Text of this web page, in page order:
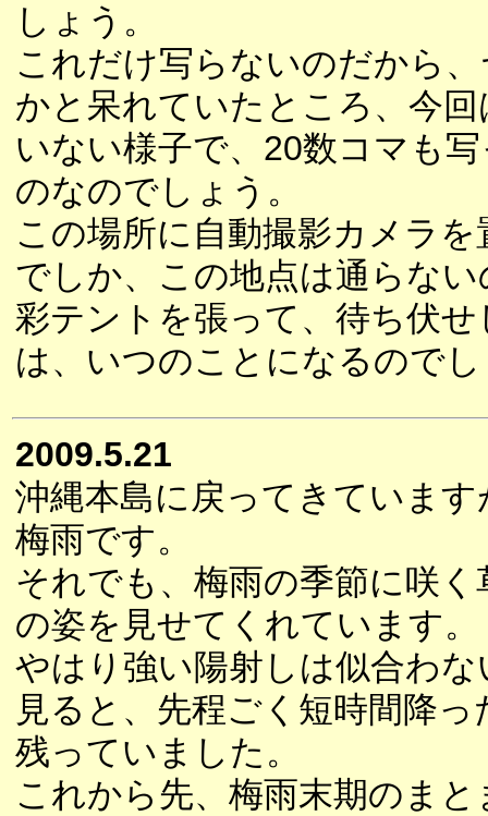
しょう。
これだけ写らないのだから
かと呆れていたところ、今
いない様子で、20数コマも
のなのでしょう。
この場所に自動撮影カメラ
でしか、この地点は通らな
彩テントを張って、待ち伏
は、いつのことになるので
2009.5.21
沖縄本島に戻ってきていま
梅雨です。
それでも、梅雨の季節に咲
の姿を見せてくれています。
やはり強い陽射しは似合わ
見ると、先程ごく短時間降
残っていました。
これから先、梅雨末期のま